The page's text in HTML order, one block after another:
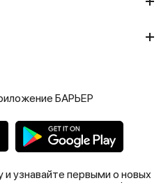
БАРЬЕР
узнавайте первыми о новых